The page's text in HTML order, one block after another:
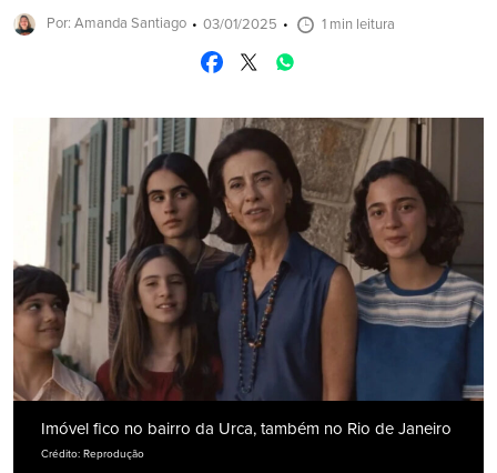
Por: Amanda Santiago 03/01/2025 1 min leitura
Imóvel fico no bairro da Urca, também no Rio de Janeiro
Crédito: Reprodução